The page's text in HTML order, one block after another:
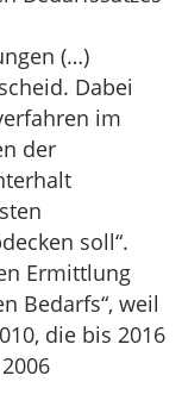
(…)
Dabei
im
der
soll“.
Ermittlung
Bedarfs“, weil
die bis 2016